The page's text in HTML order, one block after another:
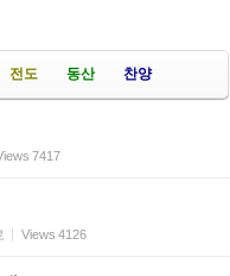
전도 동산 찬양
7417
Views 4126